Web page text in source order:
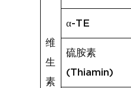
维
生
素
α-TE
硫胺素
(Thiamin)